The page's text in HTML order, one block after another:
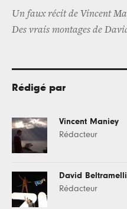
Un faux récit de Vincent
Des vrais montages de
Rédigé par
Vincent Maniey
Rédacteur
David Beltramelli
Rédacteur